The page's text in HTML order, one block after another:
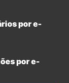
por e-
por e-